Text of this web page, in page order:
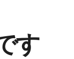
す